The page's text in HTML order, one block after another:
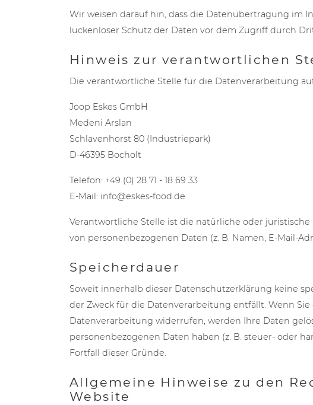
Wir weisen darauf hin, dass die Datenübertragung im
lückenloser Schutz der Daten vor dem Zugriff durch
Hinweis zur verantwortlichen
Die verantwortliche Stelle für die Datenverarbeitung
Joop Eskes GmbH
Medeni Arslan
Schlavenhorst 80 (Industriepark)
D-46395 Bocholt
Telefon: +49 (0) 28 71 - 18 69 33
E-Mail: info@eskes-food.de
Verantwortliche Stelle ist die natürliche oder
von personenbezogenen Daten (z. B. Namen, E-Mail-
Speicherdauer
Soweit innerhalb dieser Datenschutzerklärung keine
der Zweck für die Datenverarbeitung entfällt. Wenn
Datenverarbeitung widerrufen, werden Ihre Daten
personenbezogenen Daten haben (z. B. steuer- oder
Fortfall dieser Gründe.
Allgemeine Hinweise zu den
Website